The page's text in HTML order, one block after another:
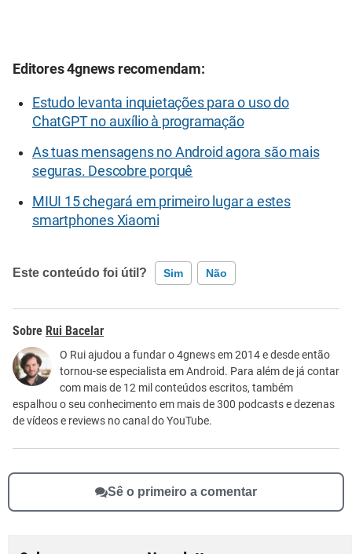
Editores 4gnews recomendam:
Estudo levanta inquietações para o uso do
ChatGPT no auxílio à programação
As tuas mensagens no Android agora são mais
seguras. Descobre porquê
MIUI 15 chegará em primeiro lugar a estes
smartphones Xiaomi
Este conteúdo foi útil? Sim Não
Este conteúdo contém informação incorreta
Este conteúdo não tem a informação que procuro
Outro
Rui Bacelar
O Rui ajudou a fundar o 4gnews em 2014 e desde então
tornou-se especialista em Android. Para além de já contar
com mais de 12 mil conteúdos escritos, também
espalhou o seu conhecimento em mais de 300 podcasts e dezenas
de vídeos e reviews no canal do YouTube.
Sê o primeiro a comentar